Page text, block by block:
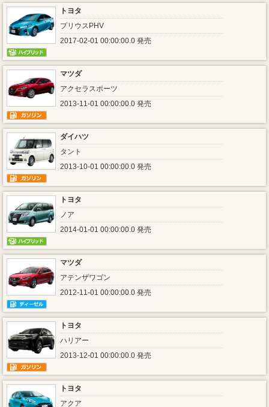
トヨタ
プリウスPHV
2017-02-01 00:00:00.0 発売
マツダ
アクセラスポーツ
2013-11-01 00:00:00.0 発売
ダイハツ
タント
2013-10-01 00:00:00.0 発売
トヨタ
ノア
2014-01-01 00:00:00.0 発売
マツダ
アテンザワゴン
2012-11-01 00:00:00.0 発売
トヨタ
ハリアー
2013-12-01 00:00:00.0 発売
トヨタ
アクア